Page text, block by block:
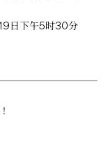
日下午5时30分